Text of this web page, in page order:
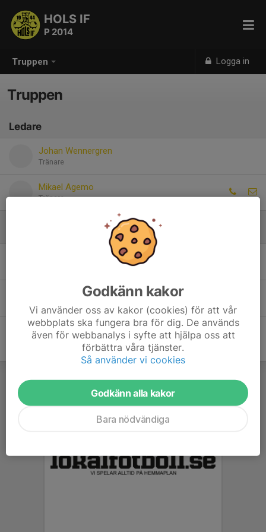
Truppen Logga in
HOLS IF
P 2014
Truppen
Ledare
Johan Wennergren
Tränare
Mikael Agemo
Tränare
Michael JohanssonGodkänn kakor
Vi använder oss av kakor (cookies) för att vår
webbplats ska fungera bra för dig. De används
även för webbanalys i syfte att hjälpa oss att
förbättra våra tjänster.
Så använder vi cookies
Godkänn alla kakor
Bara nödvändiga